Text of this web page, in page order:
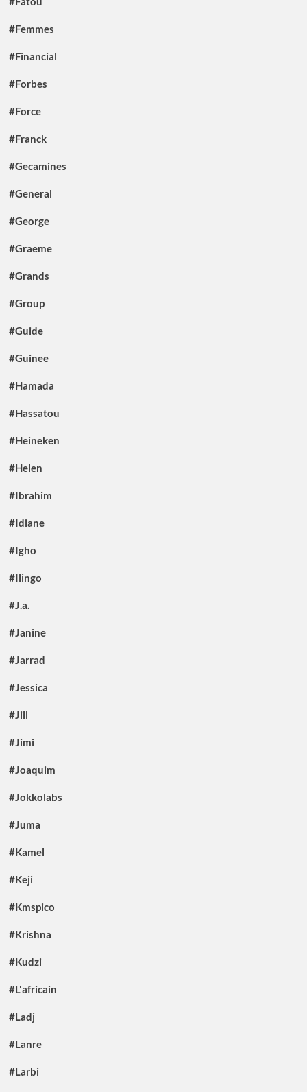
#Femmes
#Financial
#Forbes
#Force
#Franck
#Gecamines
#General
#George
#Graeme
#Grands
#Group
#Guide
#Guinee
#Hamada
#Hassatou
#Heineken
#Helen
#Ibrahim
#Idiane
#Igho
#Ilingo
#J.a.
#Janine
#Jarrad
#Jessica
#Jill
#Jimi
#Joaquim
#Jokkolabs
#Juma
#Kamel
#Keji
#Kmspico
#Krishna
#Kudzi
#L'africain
#Ladj
#Lanre
#Larbi